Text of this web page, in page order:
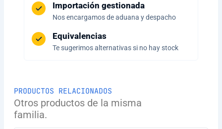
Importación gestionada
Nos encargamos de aduana y despacho
Equivalencias
Te sugerimos alternativas si no hay stock
PRODUCTOS RELACIONADOS
Otros productos de la misma
familia.